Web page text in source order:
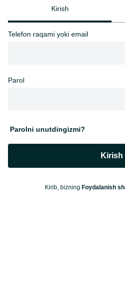
Kirish
Telefon raqami yoki email
Parol
Parolni unutdingizmi?
Kirish
Kirib, bizning Foydalanish